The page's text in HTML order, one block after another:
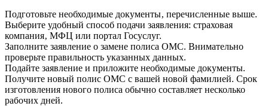
Подготовьте необходимые документы‚ перечисленные выше.
Выберите удобный способ подачи заявления: страховая
компания‚ МФЦ или портал Госуслуг.
Заполните заявление о замене полиса ОМС. Внимательно
проверьте правильность указанных данных.
Подайте заявление и приложите необходимые документы.
Получите новый полис ОМС с вашей новой фамилией. Срок
изготовления нового полиса обычно составляет несколько
рабочих дней.